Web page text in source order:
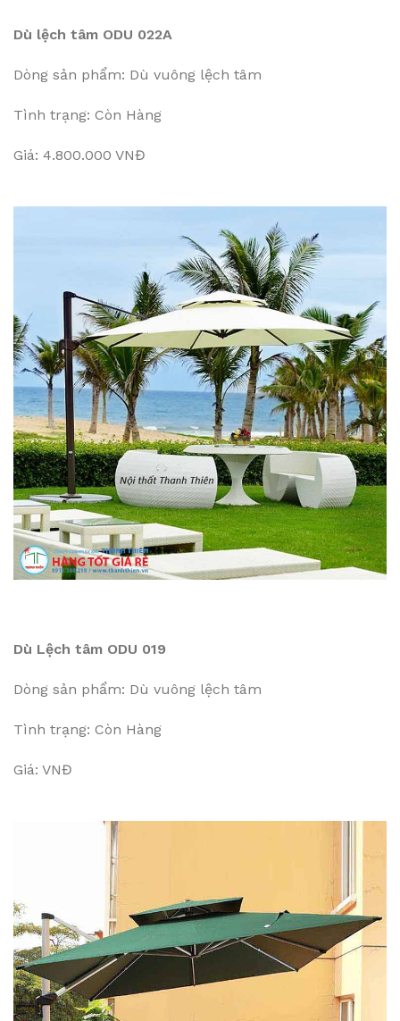
Dù lệch tâm ODU 022A
Dòng sản phẩm: Dù vuông lệch tâm
Tình trạng: Còn Hàng
Giá: 4.800.000 VNĐ
Dù Lệch tâm ODU 019
Dòng sản phẩm: Dù vuông lệch tâm
Tình trạng: Còn Hàng
Giá: VNĐ